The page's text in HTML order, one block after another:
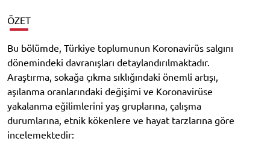
ÖZET
Bu bölümde, Türkiye toplumunun Koronavirüs salgını
dönemindeki davranışları detaylandırılmaktadır.
Araştırma, sokağa çıkma sıklığındaki önemli artışı,
aşılanma oranlarındaki değişimi ve Koronavirüse
yakalanma eğilimlerini yaş gruplarına, çalışma
durumlarına, etnik kökenlere ve hayat tarzlarına göre
incelemektedir: